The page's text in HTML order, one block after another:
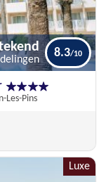
Les-Pins
8.3
Luxe